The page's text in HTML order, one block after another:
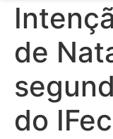
de
do